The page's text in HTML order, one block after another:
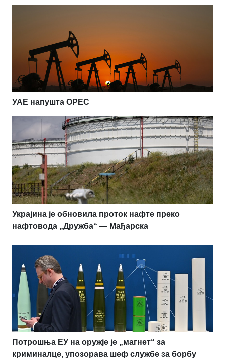
УАЕ напушта OPEC
Украјина је обновила проток нафте преко
нафтовода „Дружба“ — Мађарска
Потрошња ЕУ на оружје је „магнет“ за
криминалце, упозорава шеф службе за борбу